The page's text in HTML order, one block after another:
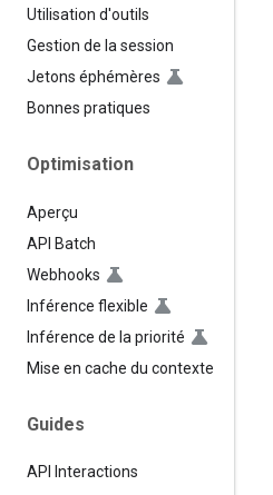
Utilisation d'outils
Gestion de la session
Jetons éphémères
Bonnes pratiques
Optimisation
Aperçu
API Batch
Webhooks
Inférence flexible
Inférence de la priorité
Mise en cache du contexte
Guides
API Interactions